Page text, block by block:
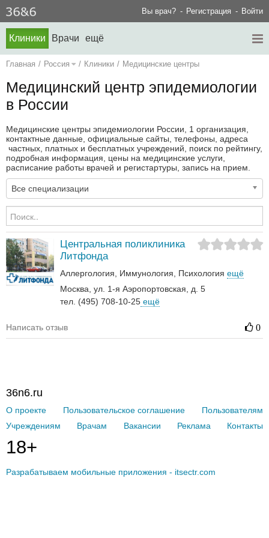
Вы врач? Регистрация Войти
Клиники Врачи ещё
Главная / Россия / Клиники / Медицинские центры
Медицинский центр эпидемиологии
в России
Медицинские центры эпидемиологии России, 1 организация,
контактные данные, официальные сайты, телефоны, адреса
частных, платных и бесплатных учреждений, поиск по рейтингу,
подробная информация, цены на медицинские услуги,
расписание работы врачей и регистартуры, запись на прием.
Все специализации
Центральная поликлиника
Литфонда
Аллергология Иммунология Психология ещё
Москва, ул. 1-я Аэропортовская, д. 5
тел. (495) 708-10-25 ещё
Написать отзыв 0
36n6.ru
О проекте Пользовательское соглашение
Пользователям
Учреждениям
Врачам Вакансии Реклама Контакты
18+
Разрабатываем мобильные приложения - itsectr.com